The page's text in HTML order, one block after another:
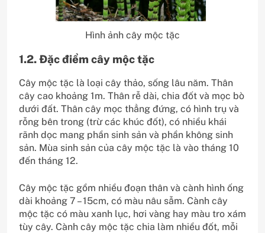
Hình ảnh cây mộc tặc
1.2. Đặc điểm cây mộc tặc
Cây mộc tặc là loại cây thảo, sống lâu năm. Thân
cây cao khoảng 1m. Thân rễ dài, chia đốt và mọc bò
dưới đất. Thân cây mọc thẳng đứng, có hình trụ và
rỗng bên trong (trừ các khúc đốt), có nhiều khái
rãnh dọc mang phần sinh sản và phần không sinh
sản. Mùa sinh sản của cây mộc tặc là vào tháng 10
đến tháng 12.
Cây mộc tặc gồm nhiều đoạn thân và cành hình ống
dài khoảng 7 – 15cm, có màu nâu sẫm. Cành cây
mộc tặc có màu xanh lục, hơi vàng hay màu tro xám
tùy cây. Cành cây mộc tặc chia làm nhiều đốt, mỗi